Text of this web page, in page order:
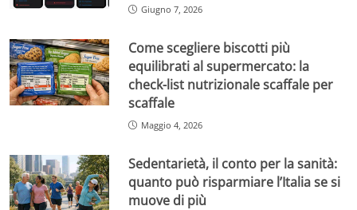
Giugno 7, 2026
Come scegliere biscotti più
equilibrati al supermercato: la
check-list nutrizionale scaffale per
scaffale
Maggio 4, 2026
Sedentarietà, il conto per la sanità:
quanto può risparmiare l’Italia se si
muove di più